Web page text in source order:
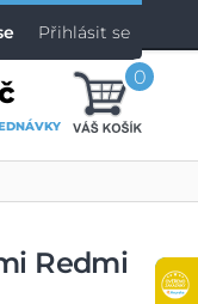
Přihlásit se
0
Redmi